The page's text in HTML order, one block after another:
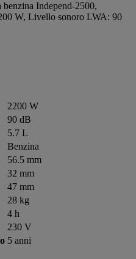
Independ-2500,
W, Livello sonoro LWA: 90
2200 W
90 dB
5.7 L
Benzina
56.5 mm
32 mm
47 mm
28 kg
4 h
230 V
5 anni